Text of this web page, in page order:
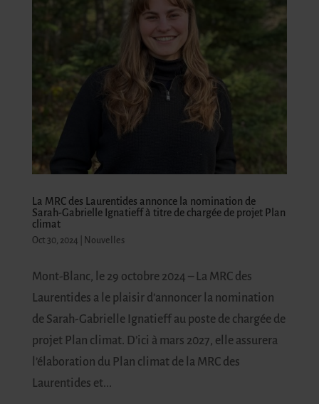
La MRC des Laurentides annonce la nomination de
Sarah-Gabrielle Ignatieff à titre de chargée de projet Plan
climat
Oct 30, 2024 Nouvelles
Mont-Blanc, le 29 octobre 2024 – La MRC des
Laurentides a le plaisir d’annoncer la nomination
de Sarah-Gabrielle Ignatieff au poste de chargée de
projet Plan climat. D’ici à mars 2027, elle assurera
l’élaboration du Plan climat de la MRC des
Laurentides et...